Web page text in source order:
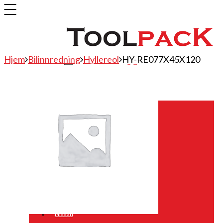
Hyundai
Isuzu
Nissan
Hjem Bilinnredning Hyllereol HY-RE077X45X120